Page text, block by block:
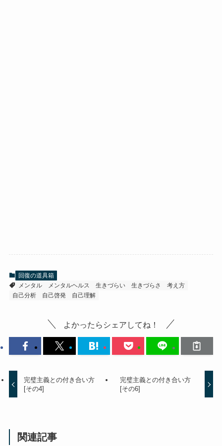
回復の道具箱
メンタル
メンタルヘルス 生きづらい 生きづらさ
考え方
自己分析
自己啓発 自己理解
よかったらシェアしてね！
完璧主義との付き合い方
[その4]
完璧主義との付き合い方
[その6]
関連記事